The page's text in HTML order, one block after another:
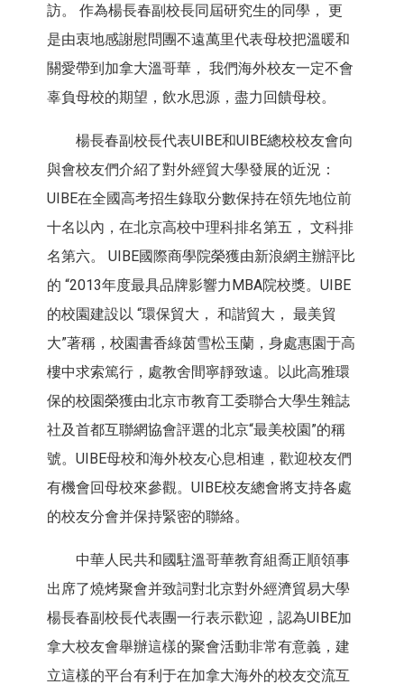
訪。 作為楊長春副校長同屆研究生的同學， 更
是由衷地感謝慰問團不遠萬里代表母校把溫暖和
關愛帶到加拿大溫哥華， 我們海外校友一定不會
辜負母校的期望，飲水思源，盡力回饋母校。
楊長春副校長代表UIBE和UIBE總校校友會向
與會校友們介紹了對外經貿大學發展的近況：
UIBE在全國高考招生錄取分數保持在領先地位前
十名以內，在北京高校中理科排名第五， 文科排
名第六。 UIBE國際商學院榮獲由新浪網主辦評比
的 “2013年度最具品牌影響力MBA院校獎。UIBE
的校園建設以 “環保貿大， 和諧貿大， 最美貿
大”著稱，校園書香綠茵雪松玉蘭，身處惠園于高
樓中求索篤行，處教舍間寧靜致遠。以此高雅環
保的校園榮獲由北京市教育工委聯合大學生雜誌
社及首都互聯網協會評選的北京“最美校園”的稱
號。UIBE母校和海外校友心息相連，歡迎校友們
有機會回母校來參觀。UIBE校友總會將支持各處
的校友分會并保持緊密的聯絡。
中華人民共和國駐溫哥華教育組喬正順領事
出席了燒烤聚會并致詞對北京對外經濟貿易大學
楊長春副校長代表團一行表示歡迎，認為UIBE加
拿大校友會舉辦這樣的聚會活動非常有意義，建
立這樣的平台有利于在加拿大海外的校友交流互